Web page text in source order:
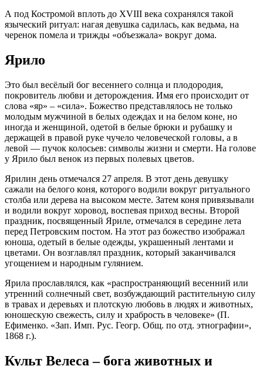
А под Костромой вплоть до XVIII века сохранялся такой
языческий ритуал: нагая девушка садилась, как ведьма, на
черенок помела и трижды «объезжала» вокруг дома.
Ярило
Это был весёлый бог весеннего солнца и плодородия,
покровитель любви и деторождения. Имя его происходит от
слова «яр» – «сила». Божество представлялось не только
молодым мужчиной в белых одеждах и на белом коне, но
иногда и женщиной, одетой в белые брюки и рубашку и
держащей в правой руке чучело человеческой головы, а в
левой — пучок колосьев: символы жизни и смерти. На голове
у Ярило был венок из первых полевых цветов.
Ярилин день отмечался 27 апреля. В этот день девушку
сажали на белого коня, которого водили вокруг ритуального
столба или дерева на высоком месте. Затем коня привязывали
и водили вокруг хоровод, воспевая приход весны. Второй
праздник, посвященный Яриле, отмечался в середине лета
перед Петровским постом. На этот раз божество изображал
юноша, одетый в белые одежды, украшенный лентами и
цветами. Он возглавлял праздник, который заканчивался
угощением и народным гулянием.
Ярила прославлялся, как «распространяющий весенний или
утренний солнечный свет, возбуждающий растительную силу
в травах и деревьях и плотскую любовь в людях и животных,
юношескую свежесть, силу и храбрость в человеке» (П.
Ефименко. «Зап. Имп. Рус. Геогр. Общ. по отд. этнографии»,
1868 г.).
Культ Велеса – бога животных и